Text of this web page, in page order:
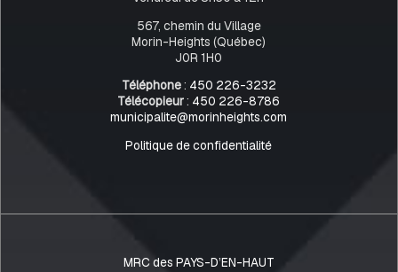
567, chemin du Village
Morin-Heights (Québec)
J0R 1H0
Téléphone: 450 226-3232
Télécopieur: 450 226-8786
municipalite@morinheights.com
Politique de confidentialité
MRC des PAYS-D’EN-HAUT